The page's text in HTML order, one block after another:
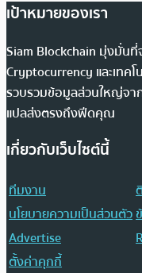
เป้าหมายของเรา
Siam Blockchain มุ่งมั่นที่
Cryptocurrency และเทค
รวบรวมข้อมูลส่วนใหญ่จาก
แปลส่งตรงถึงฟีดคุณ
เกี่ยวกับเว็บไซต์นี้
ทีมงาน
นโยบายความเป็นส่วนตัว
Advertise
ตั้งค่าคุกกี้